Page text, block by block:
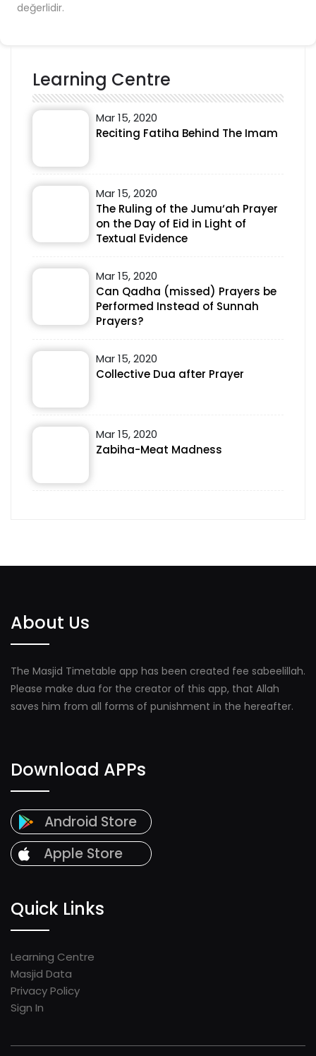
değerlidir.
Learning Centre
Mar 15, 2020
Reciting Fatiha Behind The Imam
Mar 15, 2020
The Ruling of the Jumu‘ah Prayer
on the Day of Eid in Light of
Textual Evidence
Mar 15, 2020
Can Qadha (missed) Prayers be
Performed Instead of Sunnah
Prayers?
Mar 15, 2020
Collective Dua after Prayer
Mar 15, 2020
Zabiha-Meat Madness
About Us
The Masjid Timetable app has been created fee sabeelillah.
Please make dua for the creator of this app, that Allah
saves him from all forms of punishment in the hereafter.
Download APPs
Android Store
Apple Store
Quick Links
Learning Centre
Masjid Data
Privacy Policy
Sign In